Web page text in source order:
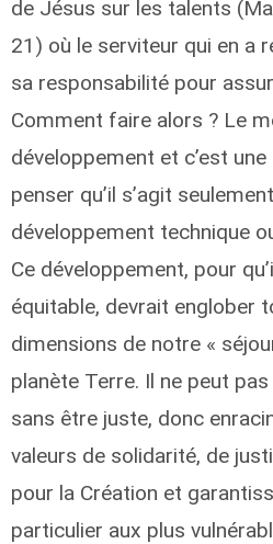
de Jésus sur les talents
21) où le serviteur qui en a
sa responsabilité pour
Comment faire alors ? Le
développement et c’est
penser qu’il s’agit
développement technique
Ce développement, pour
équitable, devrait englober
dimensions de notre «
planète Terre. Il ne peut
sans être juste, donc
valeurs de solidarité, de
pour la Création et
particulier aux plus